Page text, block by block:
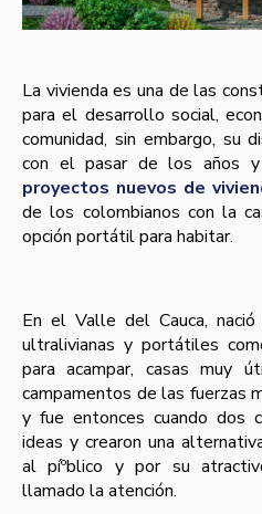
La vivienda es una de las
para el desarrollo social,
comunidad, sin embargo, su
con el pasar de los años y
proyectos nuevos de
de los colombianos con la
opción portátil para habitar.
En el Valle del Cauca,
ultralivianas y portátiles
para acampar, casas muy
campamentos de las fuerzas
y fue entonces cuando dos
ideas y crearon una
al píºblico y por su
llamado la atención.